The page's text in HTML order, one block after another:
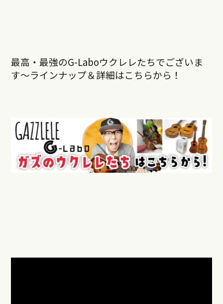
最高・最強のG-Laboウクレレたちでございま
す〜ラインナップ＆詳細はこちらから！